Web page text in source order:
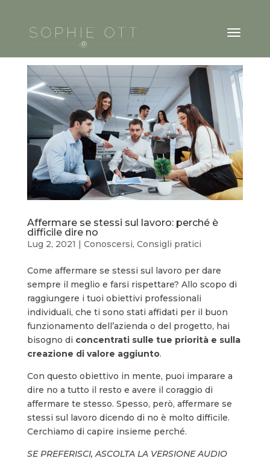
Affermare se stessi sul lavoro: perché è
difficile dire no
Lug 2, 2021 | Conoscersi, Consigli pratici
Come affermare se stessi sul lavoro per dare
sempre il meglio e farsi rispettare? Allo scopo di
raggiungere i tuoi obiettivi professionali
individuali, che ti sono stati affidati per il buon
funzionamento dell’azienda o del progetto, hai
bisogno di concentrati sulle tue priorità e sulla
creazione di valore aggiunto.
Con questo obiettivo in mente, puoi imparare a
dire no a tutto il resto e avere il coraggio di
affermare te stesso. Spesso, però, affermare se
stessi sul lavoro dicendo di no è molto difficile.
Cerchiamo di capire insieme perché.
SE PREFERISCI, ASCOLTA LA VERSIONE AUDIO